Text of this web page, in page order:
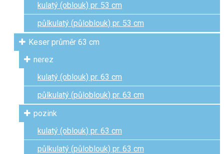
kulatý (oblouk) pr. 53 cm
půlkulatý (půloblouk) pr. 53 cm
Keser průměr 63 cm
nerez
kulatý (oblouk) pr. 63 cm
půlkulatý (půloblouk) pr. 63 cm
pozink
kulatý (oblouk) pr. 63 cm
půlkulatý (půloblouk) pr. 63 cm